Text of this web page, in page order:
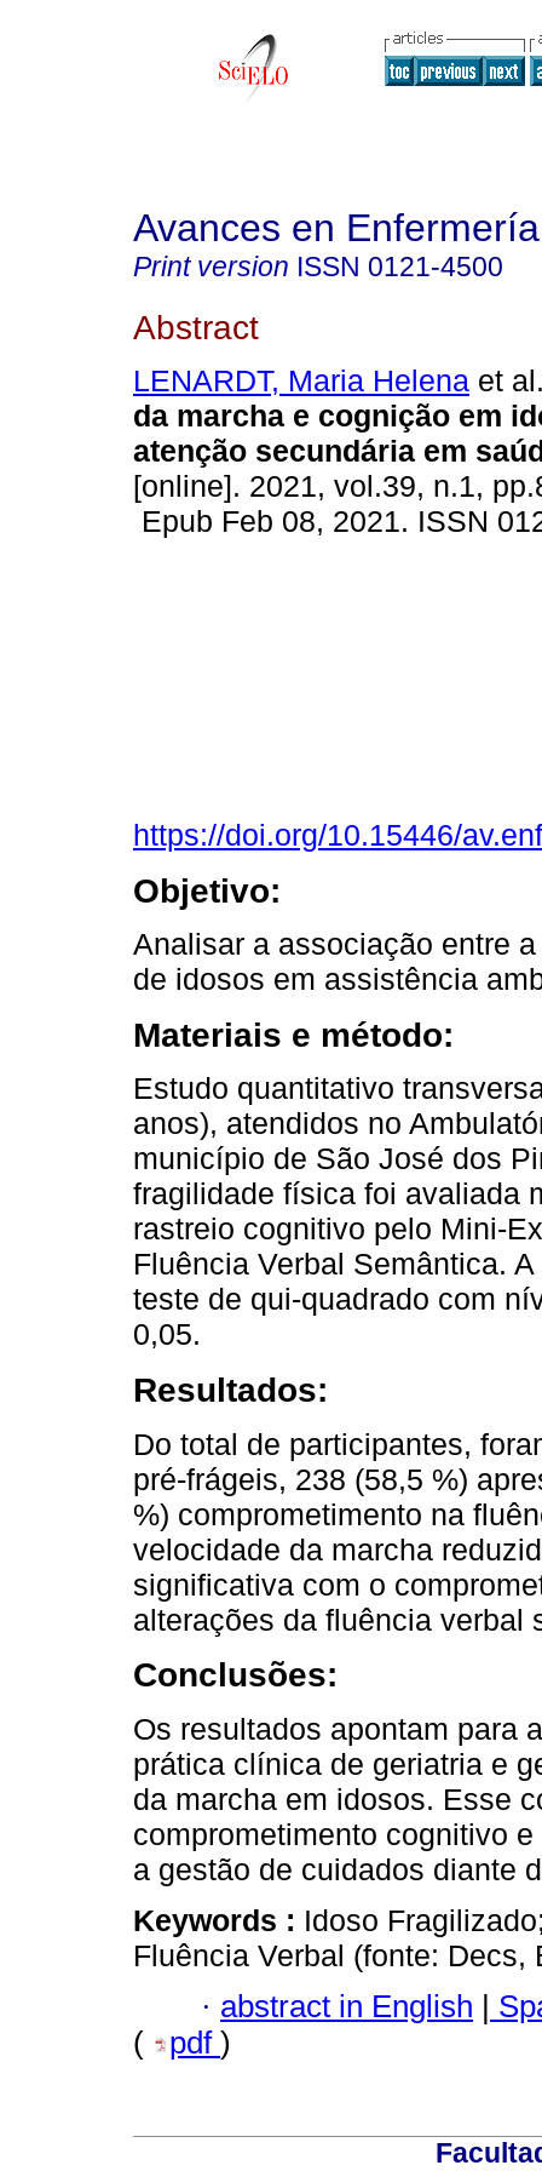
Avances en Enfermería
Print version ISSN 0121-4500
Abstract
LENARDT, Maria Helena et
da marcha e cognição em
atenção secundária em
[online]. 2021, vol.39, n.1,
Epub Feb 08, 2021. ISSN
https://doi.org/10.15446/
Objetivo:
Analisar a associação entre
de idosos em assistência
Materiais e método:
Estudo quantitativo
anos), atendidos no
município de São José dos
fragilidade física foi avaliada
rastreio cognitivo pelo Mini-
Fluência Verbal Semântica.
teste de qui-quadrado com
0,05.
Resultados:
Do total de participantes,
pré-frágeis, 238 (58,5 %)
%) comprometimento na
velocidade da marcha
significativa com o
alterações da fluência verbal
Conclusões:
Os resultados apontam para
prática clínica de geriatria e
da marcha em idosos. Esse
comprometimento cognitivo
a gestão de cuidados diante
Keywords : Idoso
Fluência Verbal (fonte: Decs,
· abstract in English
(
pdf )